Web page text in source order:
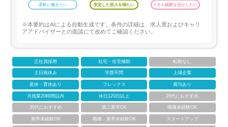
柔軟に働きたい 安定した収入を得たい スキル経験を活かしたい
※本要約はAIによる自動生成です。条件の詳細は、求人票およびキャリ
アアドバイザーとの面談にて改めてご確認ください。
正社員採用 社宅・住宅補助 転勤なし
土日祝休み 学歴不問 上場企業
産休・育休あり フレックス 賞与あり
月残業20時間以内 休日120日以上 20代におすすめ
30代におすすめ 第二新卒OK 職種未経験OK
業界未経験OK 職種・業界未経験OK スタートアップ